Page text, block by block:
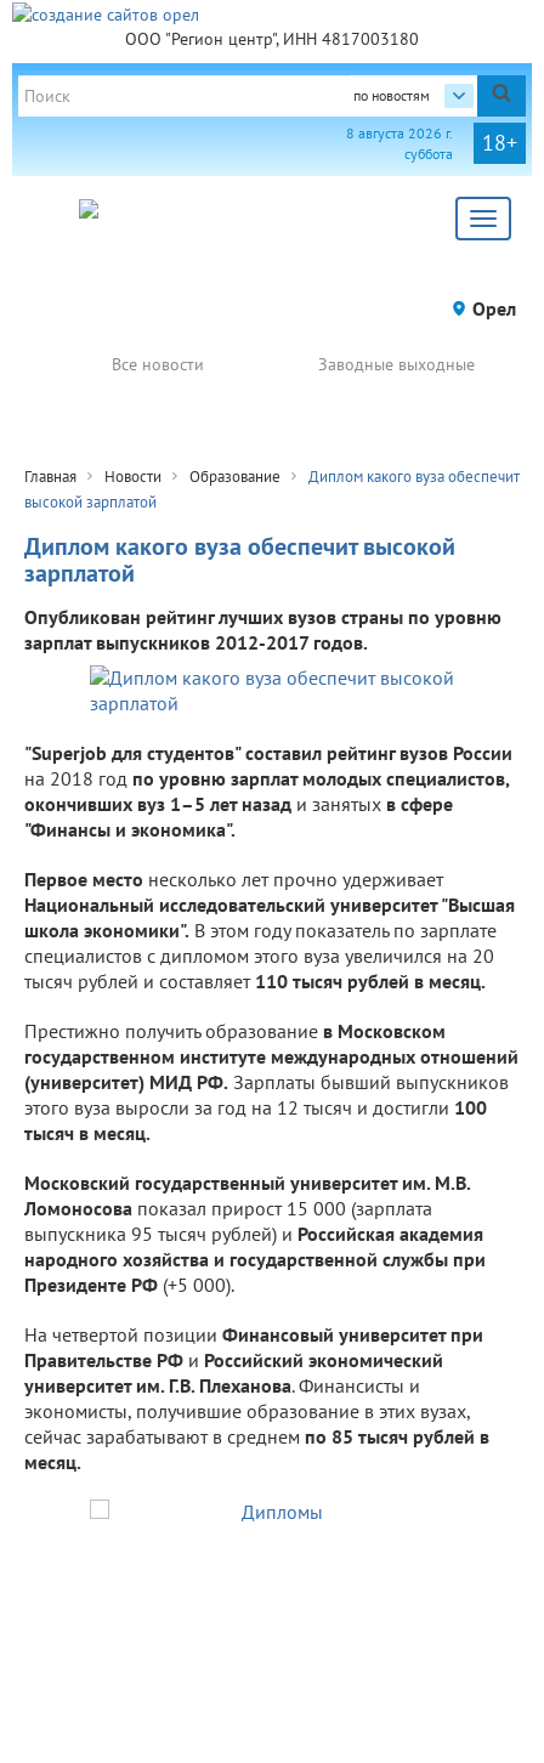
ООО "Регион центр", ИНН 4817003180
по новостям
18+
8 августа 2026 г.
суббота
Toggle
Орел
Все новости Заводные выходные
Главная Новости Образование
Диплом какого вуза обеспечит
высокой зарплатой
Диплом какого вуза обеспечит высокой
зарплатой
Опубликован рейтинг лучших вузов страны по уровню
зарплат выпускников 2012-2017 годов.
"Superjob для студентов" составил рейтинг вузов России
на 2018 год по уровню зарплат молодых специалистов,
окончивших вуз 1–5 лет назад и занятых в сфере
"Финансы и экономика".
Первое место несколько лет прочно удерживает
Национальный исследовательский университет "Высшая
школа экономики". В этом году показатель по зарплате
специалистов с дипломом этого вуза увеличился на 20
тысяч рублей и составляет 110 тысяч рублей в месяц.
Престижно получить образование в Московском
государственном институте международных отношений
(университет) МИД РФ. Зарплаты бывший выпускников
этого вуза выросли за год на 12 тысяч и достигли 100
тысяч в месяц.
Московский государственный университет им. М.В.
Ломоносова показал прирост 15 000 (зарплата
выпускника 95 тысяч рублей) и Российская академия
народного хозяйства и государственной службы при
Президенте РФ (+5 000).
На четвертой позиции Финансовый университет при
Правительстве РФ и Российский экономический
университет им. Г.В. Плеханова. Финансисты и
экономисты, получившие образование в этих вузах,
сейчас зарабатывают в среднем по 85 тысяч рублей в
месяц.